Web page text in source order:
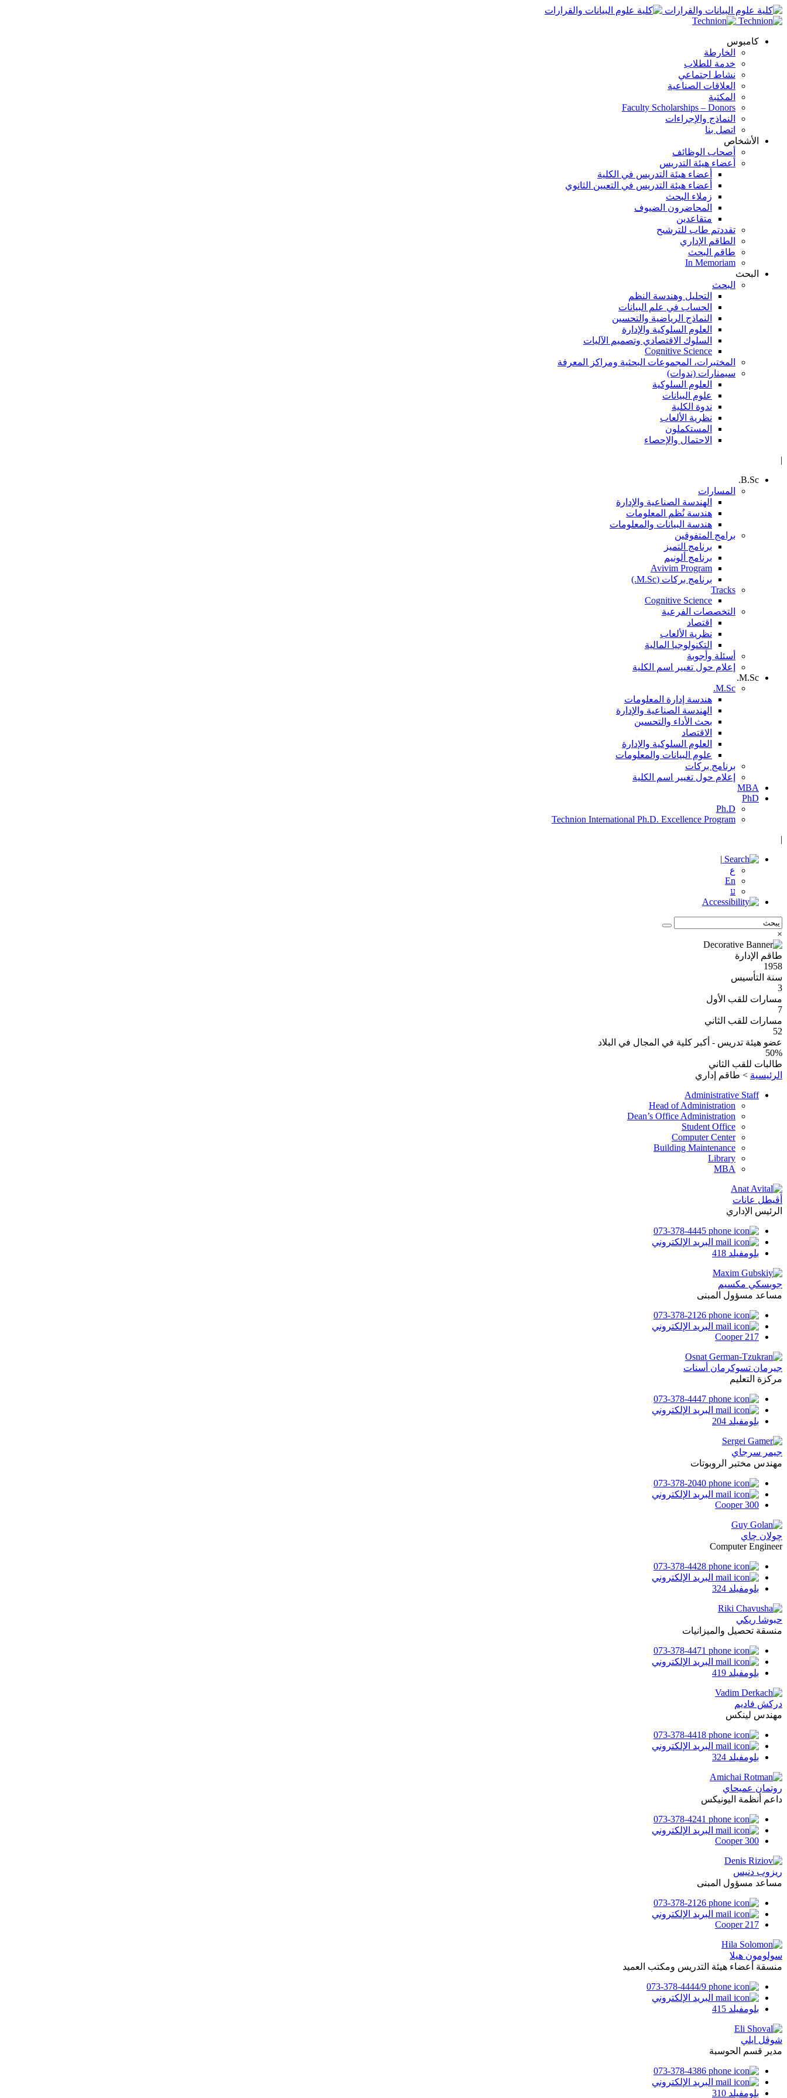
كامبوس
الخارطة
خدمة للطلاب
نشاط اجتماعي
العلاقات الصناعية
المكتبة
Faculty Scholarships – Donors
النماذج والإجراءات
اتصل بنا
الأشخاص
أصحاب الوظائف
أعضاء هيئة التدريس
أعضاء هيئة التدريس في الكلية
أعضاء هيئة التدريس في التعيين الثانوي
زملاء البحث
المحاضرون الضيوف
متقاعدين
تقددتم طاب للترشىح
الطاقم الإداري
طاقم البحث
In Memoriam
البحث
البحث
التحليل وهندسة النظم
الحساب في علم البيانات
النماذج الرياضية والتحسين
العلوم السلوكية والإدارة
السلوك الاقتصادي وتصميم الآليات
Cognitive Science
المختبرات، المجموعات البحثية ومراكز المعرفة
سيمنارات (ندوات)
العلوم السلوكية
علوم البيانات
ندوة الكلية
نظرية الألعاب
المستكملون
الاحتمال والإحصاء
|
B.Sc.
المسارات
الهندسة الصناعية والإدارة
هندسة نُظم المعلومات
هندسة البيانات والمعلومات
برامج المتفوقين
برنامج التميز
برنامج ألونيم
Avivim Program
برنامج بركات (M.Sc.)
Tracks
Cognitive Science
التخصصات الفرعية
اقتصاد
نظرية الألعاب
التكنولوجيا المالية
أسئلة وأجوبة
إعلام حول تغيير اسم الكلية
M.Sc.
M.Sc.
هندسة إدارة المعلومات
الهندسة الصناعية والإدارة
بحث الأداء والتحسين
الاقتصاد
العلوم السلوكية والإدارة
علوم البيانات والمعلومات
برنامج بركات
إعلام حول تغيير اسم الكلية
MBA
PhD
Ph.D
Technion International Ph.D. Excellence Program
|
|
ع
En
ע
×
طاقم الإدارة
1958
سنة التأسيس
3
مسارات للقب الأول
7
مسارات للقب الثاني
52
عضو هيئة تدريس - أكبر كلية في المجال في البلاد
50%
طالبات للقب الثاني
الرئيسية > طاقم إداري
Administrative Staff
Head of Administration
Dean’s Office Administration
Student Office
Computer Center
Building Maintenance
Library
MBA
أڨيطل عانات
الرئيس الإداري
073-378-4445
البريد الإلكتروني
بلومفيلد 418
جوبسكي مكسيم
مساعد مسؤول المبنى
073-378-2126
البريد الإلكتروني
Cooper 217
جيرمان تسوكرمان أسنات
مركزة التعليم
073-378-4447
البريد الإلكتروني
بلومفيلد 204
جيمر سرجاي
مهندس مختبر الروبوتات
073-378-2040
البريد الإلكتروني
Cooper 300
چولان چاي
Computer Engineer
073-378-4428
البريد الإلكتروني
بلومفيلد 324
حبوشا ريكي
منسقة تحصيل والميزانيات
073-378-4471
البريد الإلكتروني
بلومفيلد 419
دركش فاديم
مهندس لينكس
073-378-4418
البريد الإلكتروني
بلومفيلد 324
روتمان عميحاي
داعم أنظمة اليونيكس
073-378-4241
البريد الإلكتروني
Cooper 300
ريزوب دنيس
مساعد مسؤول المبنى
073-378-2126
البريد الإلكتروني
Cooper 217
سولومون هيلا
منسقة أعضاء هيئة التدريس ومكتب العميد
073-378-4444/9
البريد الإلكتروني
بلومفيلد 415
شوڨل ايلي
مدير قسم الحوسبة
073-378-4386
البريد الإلكتروني
بلومفيلد 310